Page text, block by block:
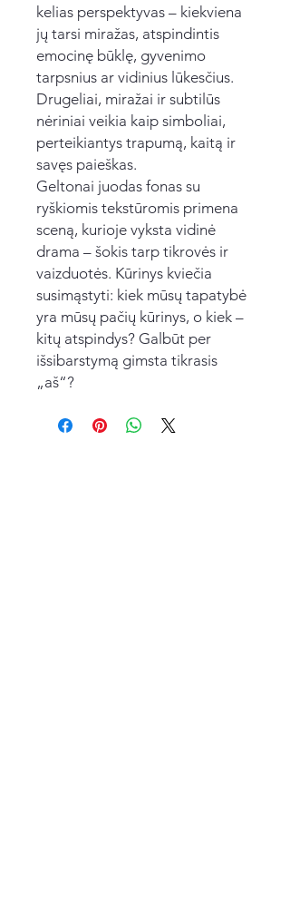
kelias perspektyvas – kiekviena
jų tarsi miražas, atspindintis
emocinę būklę, gyvenimo
tarpsnius ar vidinius lūkesčius.
Drugeliai, miražai ir subtilūs
nėriniai veikia kaip simboliai,
perteikiantys trapumą, kaitą ir
savęs paieškas.
Geltonai juodas fonas su
ryškiomis tekstūromis primena
sceną, kurioje vyksta vidinė
drama – šokis tarp tikrovės ir
vaizduotės. Kūrinys kviečia
susimąstyti: kiek mūsų tapatybė
yra mūsų pačių kūrinys, o kiek –
kitų atspindys? Galbūt per
išsibarstymą gimsta tikrasis
„aš“?